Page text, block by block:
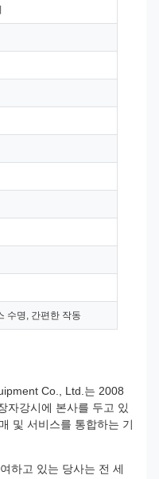
수명, 간편한 작동
Co., Ltd.는 2008
자강시에 본사를 두고 있
및 서비스를 통합하는 기
하고 있는 당사는 전 세